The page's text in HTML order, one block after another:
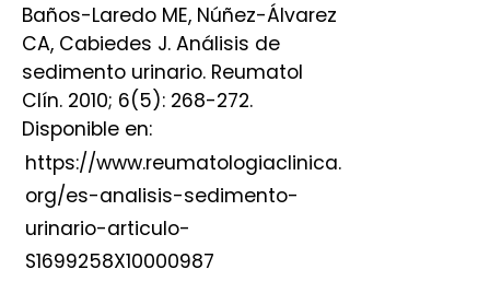
Baños-Laredo ME, Núñez-Álvarez
CA, Cabiedes J. Análisis de
sedimento urinario. Reumatol
Clín. 2010; 6(5): 268-272.
Disponible en:
https://www.reumatologiaclinica.
org/es-analisis-sedimento-
urinario-articulo-
S1699258X10000987